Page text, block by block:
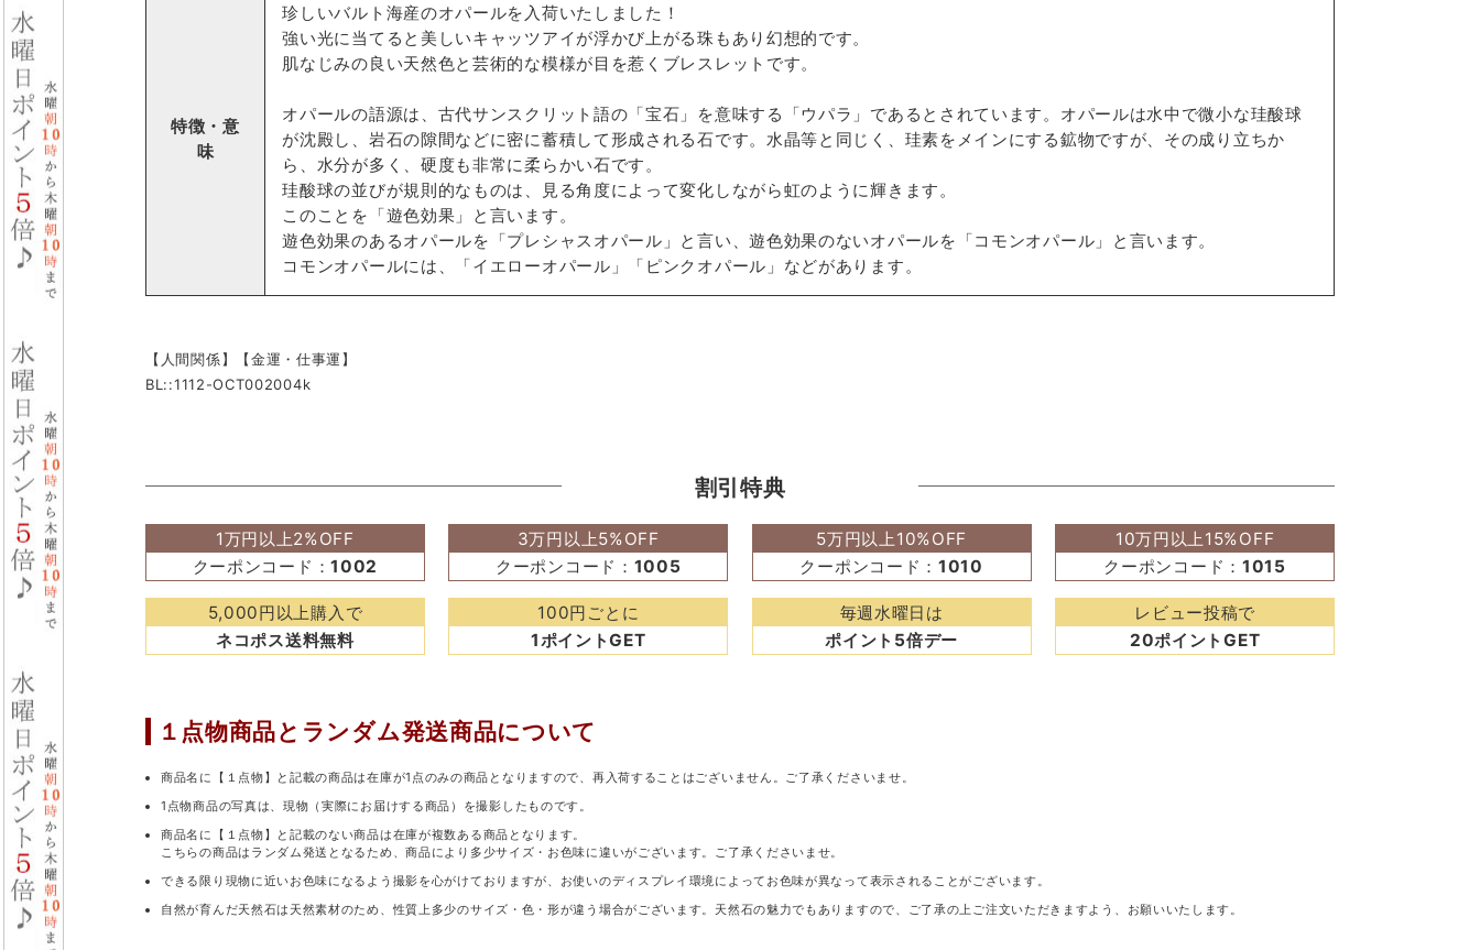
特徴・意
味
珍しいバルト海産のオパールを入荷いたしました！
強い光に当てると美しいキャッツアイが浮かび上がる珠もあり幻想的です。
肌なじみの良い天然色と芸術的な模様が目を惹くブレスレットです。
オパールの語源は、古代サンスクリット語の「宝石」を意味する「ウパラ」であるとされています。オパールは水中で微小な珪酸球
が沈殿し、岩石の隙間などに密に蓄積して形成される石です。水晶等と同じく、珪素をメインにする鉱物ですが、その成り立ちか
ら、水分が多く、硬度も非常に柔らかい石です。
珪酸球の並びが規則的なものは、見る角度によって変化しながら虹のように輝きます。
このことを「遊色効果」と言います。
遊色効果のあるオパールを「プレシャスオパール」と言い、遊色効果のないオパールを「コモンオパール」と言います。
コモンオパールには、「イエローオパール」「ピンクオパール」などがあります。
【人間関係】【金運・仕事運】
BL::1112-OCT002004k
割引特典
1万円以上2%OFF
クーポンコード：1002
3万円以上5%OFF
クーポンコード： 1005
5万円以上10%OFF
クーポンコード：1010
10万円以上15%OFF
クーポンコード： 1015
5,000円以上購入で
ネコポス送料無料
100円ごとに
1ポイントGET
毎週水曜日は
ポイント5倍デー
レビュー投稿で
20ポイントGET
１点物商品と ランダム発送商品について
商品名に【１点物】と記載の商品は在庫が1点のみの商品となりますので、再入荷することはございません。ご了承くださいませ。
1点物商品の写真は、現物（実際にお届けする商品）を撮影したものです。
商品名に【１点物】と記載のない商品は在庫が複数ある商品となります。
こちらの商品はランダム発送となるため、商品により多少サイズ・お色味に違いがございます。ご了承くださいませ。
できる限り現物に近いお色味になるよう撮影を心がけておりますが、お使いのディスプレイ環境によってお色味が異なって表示されることがございます。
自然が育んだ天然石は天然素材のため、性質上多少のサイズ・色・形が違う場合がございます。天然石の魅力でもありますので、ご了承の上ご注文いただきますよう、お願いいたします。